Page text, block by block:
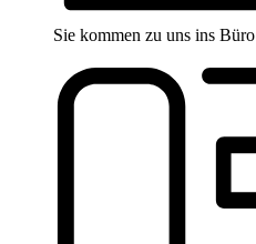
Sie kommen zu uns ins Büro